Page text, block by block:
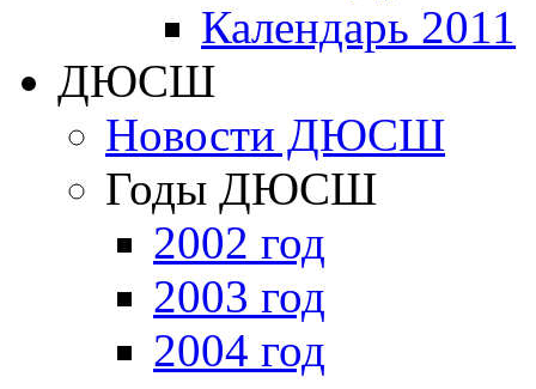
Календарь 2011
ДЮСШ
Новости ДЮСШ
Годы ДЮСШ
2002 год
2003 год
2004 год